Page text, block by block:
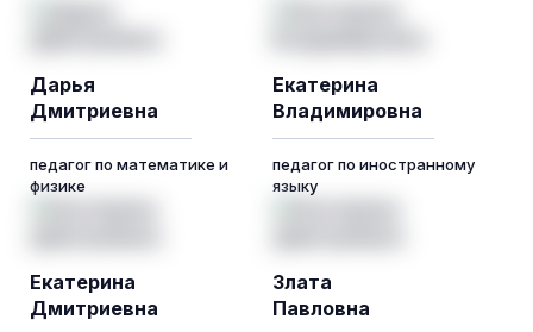
Дарья
Дмитриевна
педагог по математике и
физике
Екатерина
Владимировна
педагог по иностранному
языку
Екатерина
Дмитриевна
Злата
Павловна